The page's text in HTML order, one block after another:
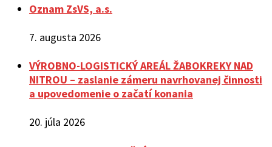
Oznam ZsVS, a.s.
7. augusta 2026
VÝROBNO-LOGISTICKÝ AREÁL ŽABOKREKY NAD
NITROU – zaslanie zámeru navrhovanej činnosti
a upovedomenie o začatí konania
20. júla 2026